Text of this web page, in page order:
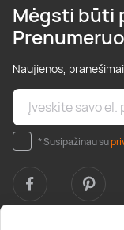
Mėgsti būti
Naujienos,
* Susipažinau su